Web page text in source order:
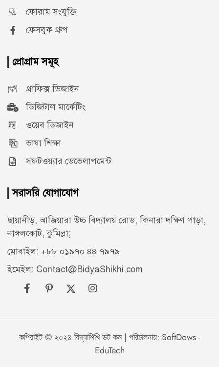
ফোরাম সংযুক্তি
ফেসবুক গ্রুপ
প্রোগ্রাম সমূহ
গ্রাফিক্স ডিজাইন
ডিজিটাল মার্কেটিং
ওয়েব ডিজাইন
ভাষা শিক্ষা
সফটওয়্যার ডেভেলাপমেন্ট
সরাসরি যোগাযোগ
ছায়ানীড়, আজিয়ারা উচ্চ বিদ্যালয় রোড, কিনারা দক্ষিণ পাড়া,
নাঙ্গলকোট, কুমিল্লা;
মোবাইল: +৮৮ ০১৯৭০ ৪৪ ৭৯৭৯
ইমেইল: Contact@BidyaShikhi.com
কপিরাইট © ২০২৪ বিদ্যাশিখি ডট কম | পরিচালনায়: SoftDows -
EduTech